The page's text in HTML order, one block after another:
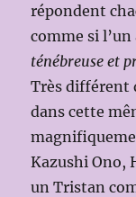
répondent
comme si
ténébreuse et
Très différent
dans cette
Kazushi Ono,
un Tristan